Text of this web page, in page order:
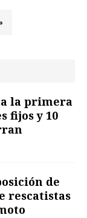
la primera
fijos y 10
de
rescatistas